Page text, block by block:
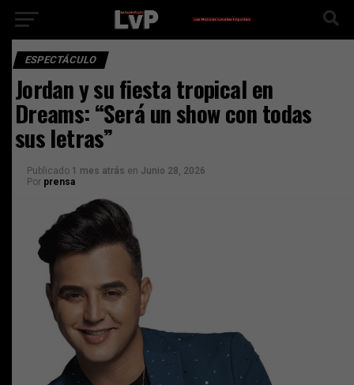
ESPECTÁCULO
Jordan y su fiesta tropical en
Dreams: “Será un show con todas
sus letras”
Publicado 1 mes atrás en Junio 28, 2026
Por prensa